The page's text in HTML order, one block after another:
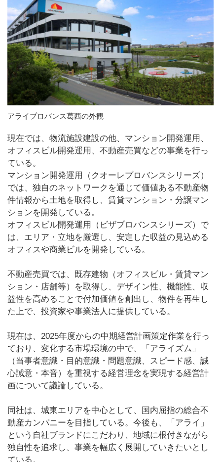
アライプロバンス葛西の外観
現在では、物流施設建設の他、マンション開発運用、
オフィスビル開発運用、不動産売買などの事業を行っ
ている。
マンション開発運用（クオーレプロバンスシリーズ）
では、独自のネットワークを通じて価値ある不動産物
件情報から土地を取得し、賃貸マンション・分譲マン
ションを開発している。
オフィスビル開発運用（ビザプロバンスシリーズ）で
は、エリア・立地を厳選し、安定した収益の見込める
オフィスや商業ビルを開発している。
不動産売買では、既存建物（オフィスビル・賃貸マン
ション・店舗等）を取得し、デザイン性、機能性、収
益性を高めることで付加価値を創出し、物件を再生し
た上で、投資家や事業法人に提供している。
現在は、2025年度からの中期経営計画策定作業を行っ
ており、変化する市場環境の中で、「アライズム」
（当事者意識・目的意識・問題意識、スピード感、誠
心誠意・本音）を重視する経営理念を実現する経営計
画について議論している。
同社は、城東エリアを中心として、国内屈指の総合不
動産カンパニーを目指している。今後も、「アライ」
という自社ブランドにこだわり、地域に根付きながら
独自性を追求し、事業を幅広く展開していきたいとし
ている。